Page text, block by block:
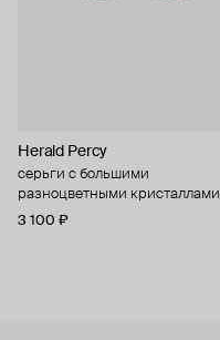
Herald Percy
серьги с большими
разноцветными кристаллами
3 100 ₽